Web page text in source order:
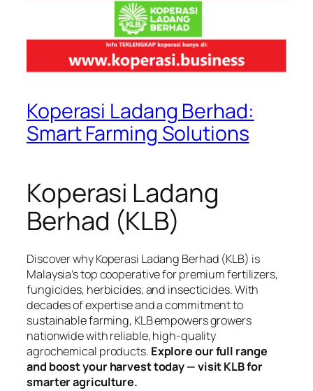
Koperasi Ladang Berhad:
Smart Farming Solutions
Koperasi Ladang
Berhad (KLB)
Discover why Koperasi Ladang Berhad (KLB) is
Malaysia’s top cooperative for premium fertilizers,
fungicides, herbicides, and insecticides. With
decades of expertise and a commitment to
sustainable farming, KLB empowers growers
nationwide with reliable, high-quality
agrochemical products. Explore our full range
and boost your harvest today — visit KLB for
smarter agriculture.